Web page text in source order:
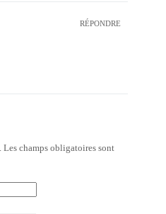
RÉPONDRE
Les champs obligatoires sont